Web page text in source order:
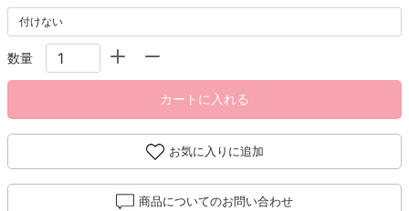
数量
カートに入れる
お気に入りに追加
商品についてのお問い合わせ